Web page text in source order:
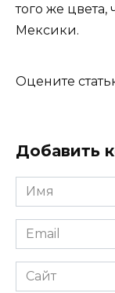
того же цвета,
Мексики.
Оцените
Добавить
Имя
*
Email
*
Сайт